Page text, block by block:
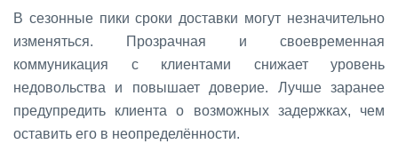
В сезонные пики сроки доставки могут незначительно
изменяться. Прозрачная и своевременная
коммуникация с клиентами снижает уровень
недовольства и повышает доверие. Лучше заранее
предупредить клиента о возможных задержках, чем
оставить его в неопределённости.